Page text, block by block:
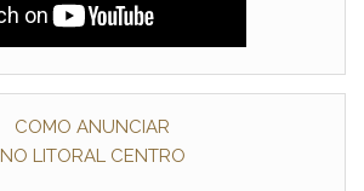
COMO ANUNCIAR
NO LITORAL CENTRO